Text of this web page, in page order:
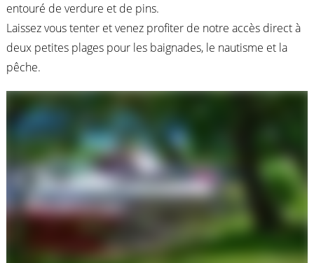
entouré de verdure et de pins.
Laissez vous tenter et venez profiter de notre accès direct à
deux petites plages pour les baignades, le nautisme et la
pêche.